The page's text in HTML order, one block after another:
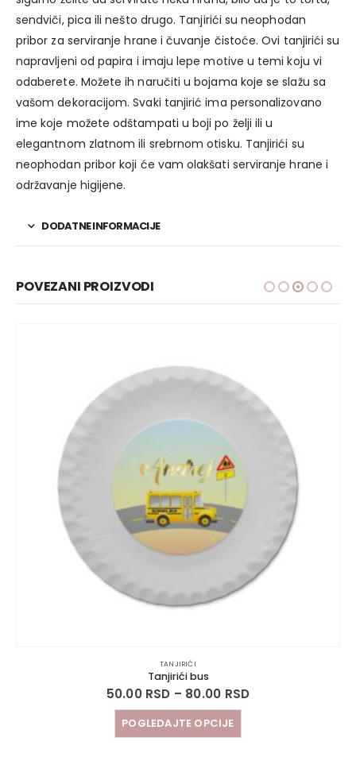
sendviči, pica ili nešto drugo. Tanjirići su neophodan
pribor za serviranje hrane i čuvanje čistoće. Ovi tanjirići su
napravljeni od papira i imaju lepe motive u temi koju vi
odaberete. Možete ih naručiti u bojama koje se slažu sa
vašom dekoracijom. Svaki tanjirić ima personalizovano
ime koje možete odštampati u boji po želji ili u
elegantnom zlatnom ili srebrnom otisku. Tanjirići su
neophodan pribor koji će vam olakšati serviranje hrane i
održavanje higijene.
DODATNE INFORMACIJE
POVEZANI PROIZVODI
TANJIRIĆI
Tanjirići bus
50.00 RSD – 80.00 RSD
POGLEDAJTE OPCIJE